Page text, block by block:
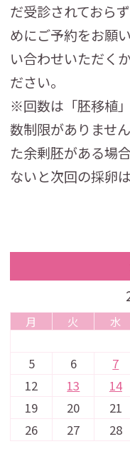
だ受診されておら
めにご予約をお願
い合わせいただく
ださい。
※回数は「胚移植
数制限がありませ
た余剰胚がある場
ないと次回の採卵
月 火 水
5
6 7
12
13 14
19
20 21
26
27 28